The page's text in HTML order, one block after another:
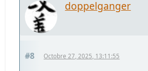
doppelganger
#8 Octobre 27, 2025, 13:11:55